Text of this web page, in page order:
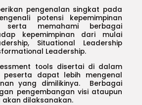
pengenalan singkat pada
potensi kepemimpinan
serta memahami berbagai
kepemimpinan dari mulai
Situational Leadership
Leadership.
tools disertai di dalam
dapat lebih mengenal
yang dimilikinya. Berbagai
pengembangan visi ataupun
akan dilaksanakan.